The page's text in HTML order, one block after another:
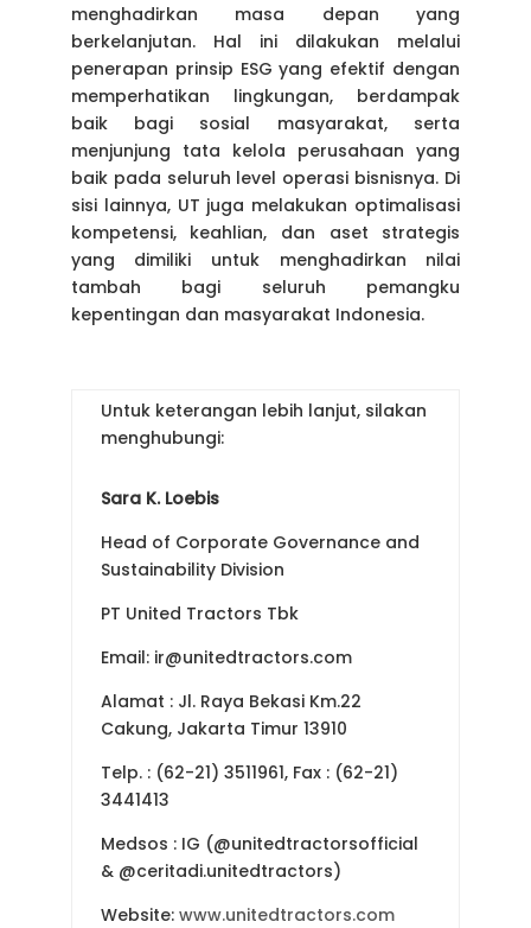
menghadirkan masa depan yang
berkelanjutan. Hal ini dilakukan melalui
penerapan prinsip ESG yang efektif dengan
memperhatikan lingkungan, berdampak
baik bagi sosial masyarakat, serta
menjunjung tata kelola perusahaan yang
baik pada seluruh level operasi bisnisnya. Di
sisi lainnya, UT juga melakukan optimalisasi
kompetensi, keahlian, dan aset strategis
yang dimiliki untuk menghadirkan nilai
tambah bagi seluruh pemangku
kepentingan dan masyarakat Indonesia.
Untuk keterangan lebih lanjut, silakan
menghubungi:
Sara K. Loebis
Head of Corporate Governance and
Sustainability Division
PT United Tractors Tbk
Email: ir@unitedtractors.com
Alamat : Jl. Raya Bekasi Km.22
Cakung, Jakarta Timur 13910
Telp. : (62-21) 3511961, Fax : (62-21)
3441413
Medsos : IG (@unitedtractorsofficial
& @ceritadi.unitedtractors)
Website: www.unitedtractors.com